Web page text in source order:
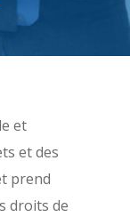
et
et des
prend
droits de